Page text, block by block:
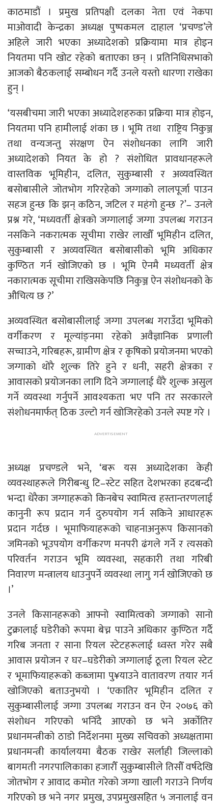
काठमाडौं । प्रमुख प्रतिपक्षी दलका नेता एवं नेकपा
माओवादी केन्द्रका अध्यक्ष पुष्पकमल दाहाल ‘प्रचण्ड’ले
अहिले जारी भएका अध्यादेशको प्रक्रियामा मात्र होइन
नियतमा पनि खोट रहेको बताएका छन् । प्रतिनिधिसभाको
आजको बैठकलाई सम्बोधन गर्दै उनले यस्तो धारणा राखेका
हुन् ।
‘यसबीचमा जारी भएका अध्यादेशहरुका प्रक्रिया मात्र होइन,
नियतमा पनि हामीलाई शंका छ । भूमि तथा राष्ट्रिय निकुञ्ज
तथा वन्यजन्तु संरक्षण ऐन संशोधनका लागि जारी
अध्यादेशको नियत के हो ? संशोधित प्रावधानहरूले
वास्तविक भूमिहीन, दलित, सुकुम्बासी र अव्यवस्थित
बसोबासीले जोतभोग गरिरहेको जग्गाको लालपूर्जा पाउन
सहज हुन्छ कि झन् कठिन, जटिल र महंगो हुन्छ ?’– उनले
प्रश्न गरे, ‘मध्यवर्ती क्षेत्रको जग्गालाई जग्गा उपलब्ध गराउन
नसकिने नकरात्मक सूचीमा राखेर लाखौँ भूमिहीन दलित,
सुकुम्बासी र अव्यवस्थित बसोबासीको भूमि अधिकार
कुण्ठित गर्न खोजिएको छ । भूमि ऐनमै मध्यवर्ती क्षेत्र
नकारात्मक सूचीमा राखिसकेपछि निकुञ्ज ऐन संशोधनको के
औचित्य छ ?’
अव्यवस्थित बसोबासीलाई जग्गा उपलब्ध गराउँदा भूमिको
वर्गीकरण र मूल्यांङ्नमा रहेको अवैज्ञानिक प्रणाली
सच्चाउने, गरिबहरू, ग्रामीण क्षेत्र र कृषिको प्रयोजनमा भएको
जग्गाको थोरै शुल्क तिरे हुने र धनी, सहरी क्षेत्रका र
आवासको प्रयोजनका लागि दिने जग्गालाई धैरै शुल्क असुल
गर्ने व्यवस्था गर्नुपर्ने आवश्यकता भए पनि तर सरकारले
संशोधनमार्फत् ठिक उल्टो गर्न खोजिरहेको उनले स्पष्ट गरे ।
अध्यक्ष प्रचण्डले भने, ‘बरू यस अध्यादेशका केही
व्यवस्थाहरूले गिरीबन्धु टि–स्टेट सहित देशभरका हदबन्दी
भन्दा धेरैका जग्गाहरूको किनबेच स्वामित्व हस्तान्तरणलाई
कानुनी रूप प्रदान गर्न दुरुपयोग गर्न सकिने आधारहरू
प्रदान गर्दछ । भूमाफियाहरूको चाहनाअनुरूप किसानको
जमिनको भूउपयोग वर्गीकरण मनपरी ढंगले गर्ने र त्यसको
परिवर्तन गराउन भूमि व्यवस्था, सहकारी तथा गरिबी
निवारण मन्त्रालय धाउनुपर्ने व्यवस्था लागु गर्न खोजिएको छ
।’
उनले किसानहरूको आफ्नो स्वामित्वको जग्गाको सानो
टुक्रालाई घडेरीको रूपमा बेच्न पाउने अधिकार कुण्ठित गर्दै
गरिब जनता र साना रियल स्टेटहरूलाई ध्वस्त गरेर सबै
आवास प्रयोजन र घर–घडेरीको जग्गालाई ठूला रियल स्टेट
र भूमाफियाहरूको कब्जामा पु¥याउने वातावरण तयार गर्न
खोजिएको बताउनुभयो । ‘एकातिर भूमिहीन दलित र
सुकुम्बासीलाई जग्गा उपलब्ध गराउन वन ऐन २०७६ को
संशोधन गरिएको भनिँदै आएको छ भने अर्कोतिर
प्रधानमन्त्रीको ठाडो निर्देशनमा मुख्य सचिवको अध्यक्षतामा
प्रधानमन्त्री कार्यालयमा बैठक राखेर सर्लाही जिल्लाको
बागमती नगरपालिकाका हजारौँ सुकुम्बासीले तिसौँ वर्षदेखि
जोतभोग र आवाद कमोत गरेको जग्गा खाली गराउने निर्णय
गरिएको छ भने नगर प्रमुख, उपप्रमुखसहित ५ जनालाई वन